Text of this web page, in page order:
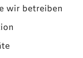
wir betreiben